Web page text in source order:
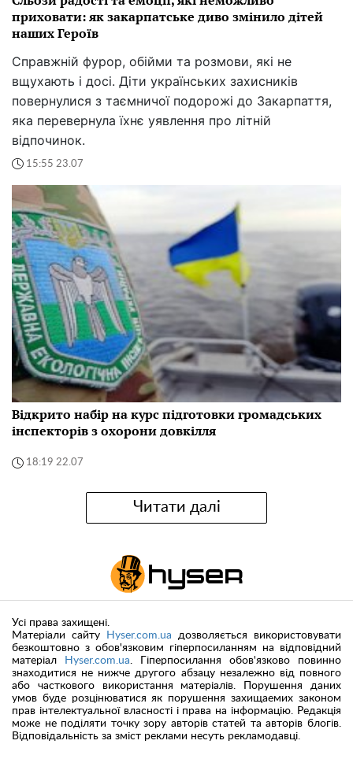
приховати: як закарпатське диво змінило дітей
наших Героїв
Справжній фурор, обійми та розмови, які не
вщухають і досі. Діти українських захисників
повернулися з таємничої подорожі до Закарпаття,
яка перевернула їхнє уявлення про літній
відпочинок.
15:55 23.07
Відкрито набір на курс підготовки громадських
інспекторів з охорони довкілля
18:19 22.07
Читати далі
Усі права захищені.
Матеріали сайту
Hyser.com.ua дозволяється використовувати
безкоштовно з обов'язковим гіперпосиланням на відповідний
матеріал
Hyser.com.ua. Гіперпосилання обов'язково повинно
знаходитися не нижче другого абзацу незалежно від повного
або часткового використання матеріалів. Порушення даних
умов буде розцінюватися як порушення захищаемих законом
прав інтелектуальної власності і права на інформацію. Редакція
може не поділяти точку зору авторів статей та авторів блогів.
Відповідальність за зміст реклами несуть рекламодавці.